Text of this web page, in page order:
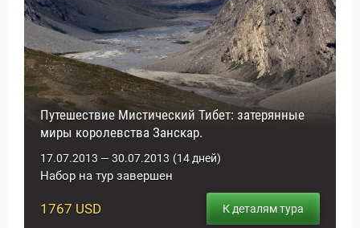
Туры
Путешествие Мистический Тибет: затерянные
миры королевства Занскар.
17.07.2013 — 30.07.2013 (14 дней)
Набор на тур завершен
1767 USD К деталям тура